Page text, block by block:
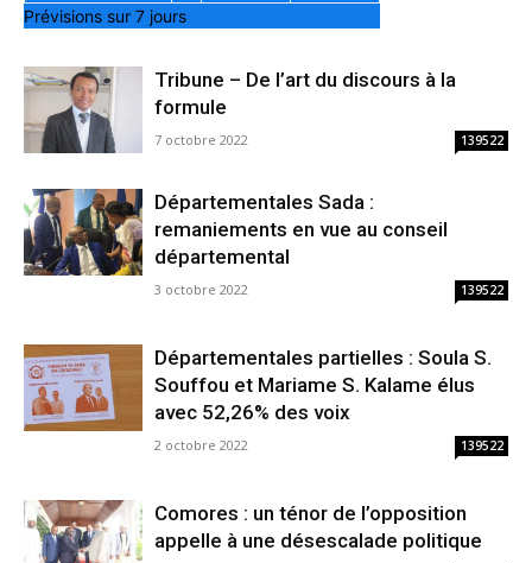
Prévisions sur 7 jours
Tribune – De l’art du discours à la
formule
7 octobre 2022 139522
Départementales Sada :
remaniements en vue au conseil
départemental
3 octobre 2022 139522
Départementales partielles : Soula S.
Souffou et Mariame S. Kalame élus
avec 52,26% des voix
2 octobre 2022 139522
Comores : un ténor de l’opposition
appelle à une désescalade politique